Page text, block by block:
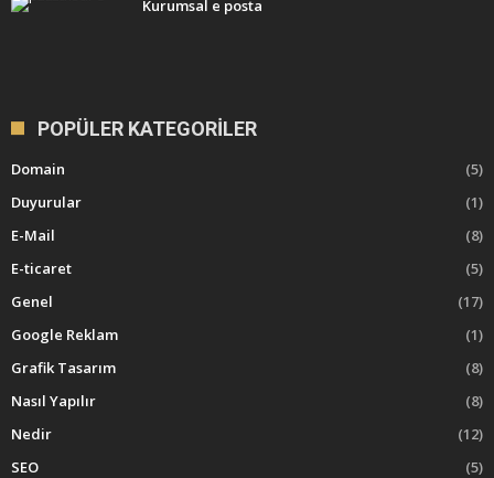
Kurumsal e posta
POPÜLER KATEGORILER
Domain
(5)
Duyurular
(1)
E-Mail
(8)
E-ticaret
(5)
Genel
(17)
Google Reklam
(1)
Grafik Tasarım
(8)
Nasıl Yapılır
(8)
Nedir
(12)
SEO
(5)